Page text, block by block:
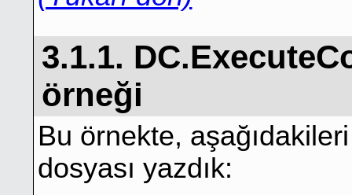
3.1.1.
örneği
Bu örnekte,
dosyası yazdık: